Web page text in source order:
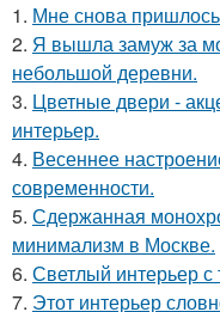
1. Мне снова
2. Я вышла замуж за
небольшой деревни.
3. Цветные двери -
интерьер.
4. Весеннее
современности.
5. Сдержанная
минимализм в Москве.
6. Светлый интерьер
7. Этот интерьер